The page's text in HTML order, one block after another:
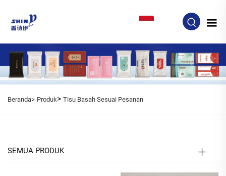
Beranda> Produk> Tisu Basah Sesuai Pesanan
SEMUA PRODUK